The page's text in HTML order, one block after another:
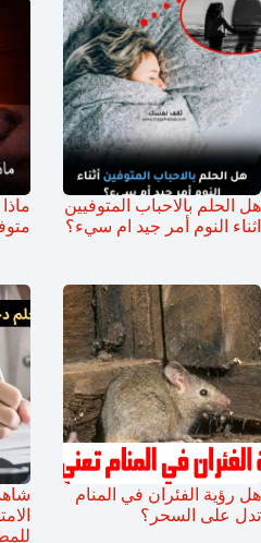
هل الحلم بالاحباب المتوفيين
اثناء النوم أمر جيد ام سيء؟
هل رؤية الفئران في المنام
تدل على السحر؟